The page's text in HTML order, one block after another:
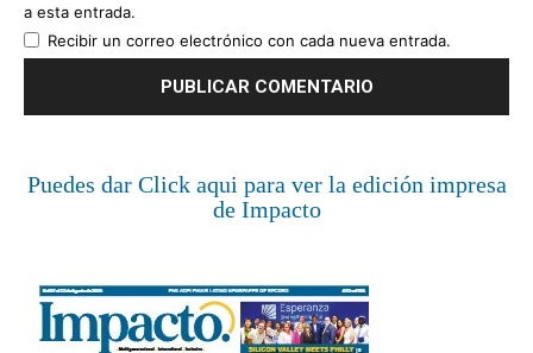
a esta entrada.
Recibir un correo electrónico con cada nueva entrada.
Puedes dar Click aqui para ver la edición impresa
de Impacto